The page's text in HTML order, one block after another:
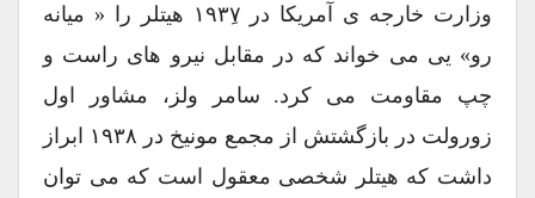
وزارت خارجه ی آمریکا در ۱۹۳۷ِ هیتلر را « میانه
رو» یی می خواند که در مقابل نیرو های راست و
چپ مقاومت می کرد. سامر ولز، مشاور اول
زورولت در بازگشتش از مجمع مونیخ در ۱۹۳۸ ابراز
داشت که هیتلر شخصی معقول است که می توان